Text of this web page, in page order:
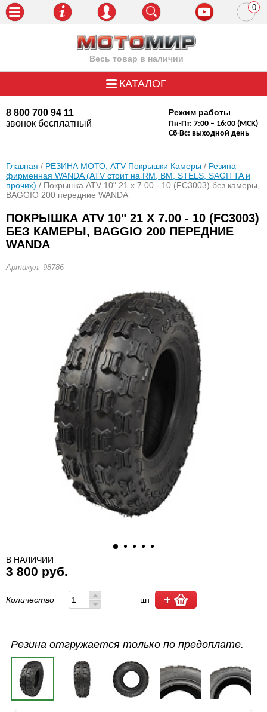
Весь товар в наличии
8 800 700 94 11
звонок бесплатный
Режим работы
Пн-Пт: 7:00 – 16:00 (МСК)
Сб-Вс: выходной день
0
КАТАЛОГ
Главная / РЕЗИНА МОТО, ATV Покрышки Камеры / Резина
фирменная WANDA (АТV стоит на RM, BM, STELS, SAGITTA и
прочих) / Покрышка ATV 10" 21 х 7.00 - 10 (FC3003) без камеры,
BAGGIO 200 передние WANDA
ПОКРЫШКА ATV 10" 21 Х 7.00 - 10 (FC3003)
БЕЗ КАМЕРЫ, BAGGIO 200 ПЕРЕДНИЕ
WANDA
Артикул: 98786
В НАЛИЧИИ
3 800 руб.
Количество шт
Резина отгружается только по предоплате.